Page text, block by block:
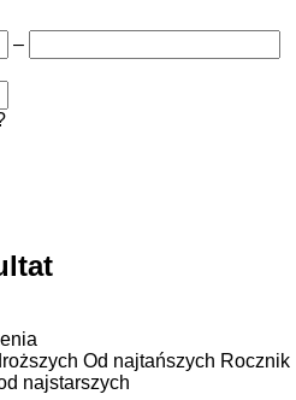
–
Od najtańszych Rocznik
najstarszych